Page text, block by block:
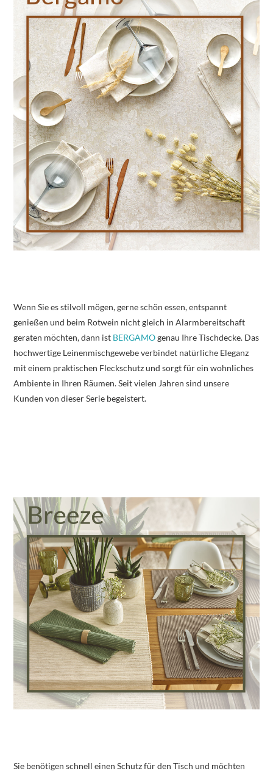
Wenn Sie es stilvoll mögen, gerne schön essen, entspannt
genießen und beim Rotwein nicht gleich in Alarmbereitschaft
geraten möchten, dann ist BERGAMOgenau Ihre Tischdecke. Das
hochwertige Leinenmischgewebe verbindet natürliche Eleganz
mit einem praktischen Fleckschutz und sorgt für ein wohnliches
Ambiente in Ihren Räumen. Seit vielen Jahren sind unsere
Kunden von dieser Serie begeistert.
Sie benötigen schnell einen Schutz für den Tisch und möchten